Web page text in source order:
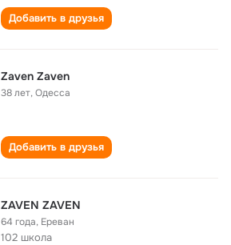
Добавить в друзья
Zaven Zaven
38 лет,Одесса
Добавить в друзья
ZAVEN ZAVEN
64 года, Ереван
102 школа